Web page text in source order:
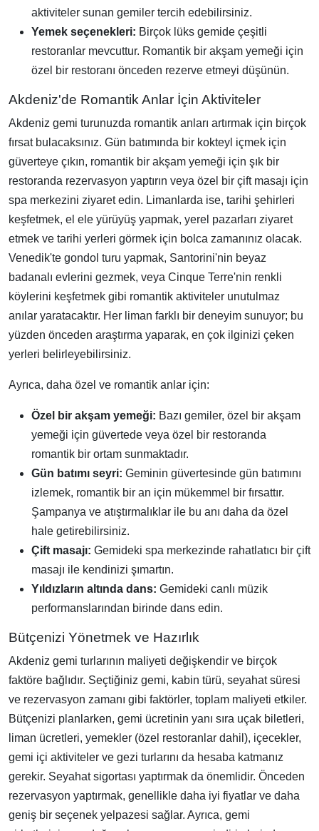
aktiviteler sunan gemiler tercih edebilirsiniz.
Yemek seçenekleri: Birçok lüks gemide çeşitli
restoranlar mevcuttur. Romantik bir akşam yemeği için
özel bir restoranı önceden rezerve etmeyi düşünün.
Akdeniz'de Romantik Anlar İçin Aktiviteler
Akdeniz gemi turunuzda romantik anları artırmak için birçok
fırsat bulacaksınız. Gün batımında bir kokteyl içmek için
güverteye çıkın, romantik bir akşam yemeği için şık bir
restoranda rezervasyon yaptırın veya özel bir çift masajı için
spa merkezini ziyaret edin. Limanlarda ise, tarihi şehirleri
keşfetmek, el ele yürüyüş yapmak, yerel pazarları ziyaret
etmek ve tarihi yerleri görmek için bolca zamanınız olacak.
Venedik'te gondol turu yapmak, Santorini'nin beyaz
badanalı evlerini gezmek, veya Cinque Terre'nin renkli
köylerini keşfetmek gibi romantik aktiviteler unutulmaz
anılar yaratacaktır. Her liman farklı bir deneyim sunuyor; bu
yüzden önceden araştırma yaparak, en çok ilginizi çeken
yerleri belirleyebilirsiniz.
Ayrıca, daha özel ve romantik anlar için:
Özel bir akşam yemeği: Bazı gemiler, özel bir akşam
yemeği için güvertede veya özel bir restoranda
romantik bir ortam sunmaktadır.
Gün batımı seyri: Geminin güvertesinde gün batımını
izlemek, romantik bir an için mükemmel bir fırsattır.
Şampanya ve atıştırmalıklar ile bu anı daha da özel
hale getirebilirsiniz.
Çift masajı: Gemideki spa merkezinde rahatlatıcı bir çift
masajı ile kendinizi şımartın.
Yıldızların altında dans: Gemideki canlı müzik
performanslarından birinde dans edin.
Bütçenizi Yönetmek ve Hazırlık
Akdeniz gemi turlarının maliyeti değişkendir ve birçok
faktöre bağlıdır. Seçtiğiniz gemi, kabin türü, seyahat süresi
ve rezervasyon zamanı gibi faktörler, toplam maliyeti etkiler.
Bütçenizi planlarken, gemi ücretinin yanı sıra uçak biletleri,
liman ücretleri, yemekler (özel restoranlar dahil), içecekler,
gemi içi aktiviteler ve gezi turlarını da hesaba katmanız
gerekir. Seyahat sigortası yaptırmak da önemlidir. Önceden
rezervasyon yaptırmak, genellikle daha iyi fiyatlar ve daha
geniş bir seçenek yelpazesi sağlar. Ayrıca, gemi